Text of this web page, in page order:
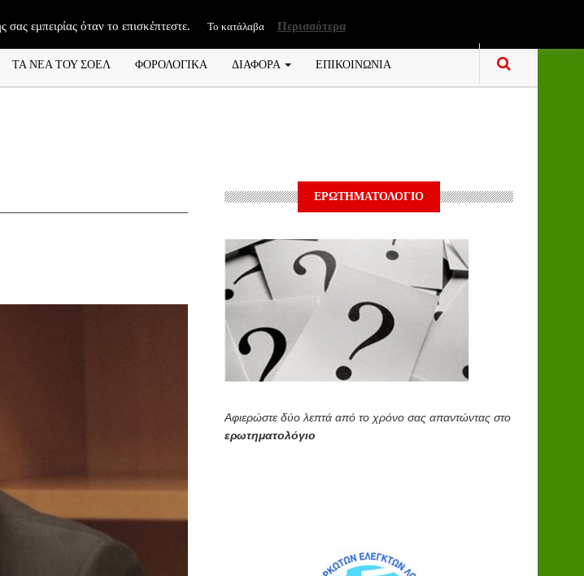
ΤΑ ΝΕΑ ΤΟΥ ΣΟΕΛ ΦΟΡΟΛΟΓΙΚΑ ΔΙΑΦΟΡΑ ΕΠΙΚΟΙΝΩΝΙΑ
ΕΡΩΤΗΜΑΤΟΛΟΓΙΟ
Αφιερώστε δύο λεπτά από το χρόνο σας απαντώντας στο
ερωτηματολόγιο
εμπειρίας όταν το επισκέπτεστε. Το κατάλαβα Περισσότερα